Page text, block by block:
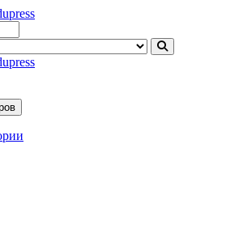
Узбекистан, книги, учебники на